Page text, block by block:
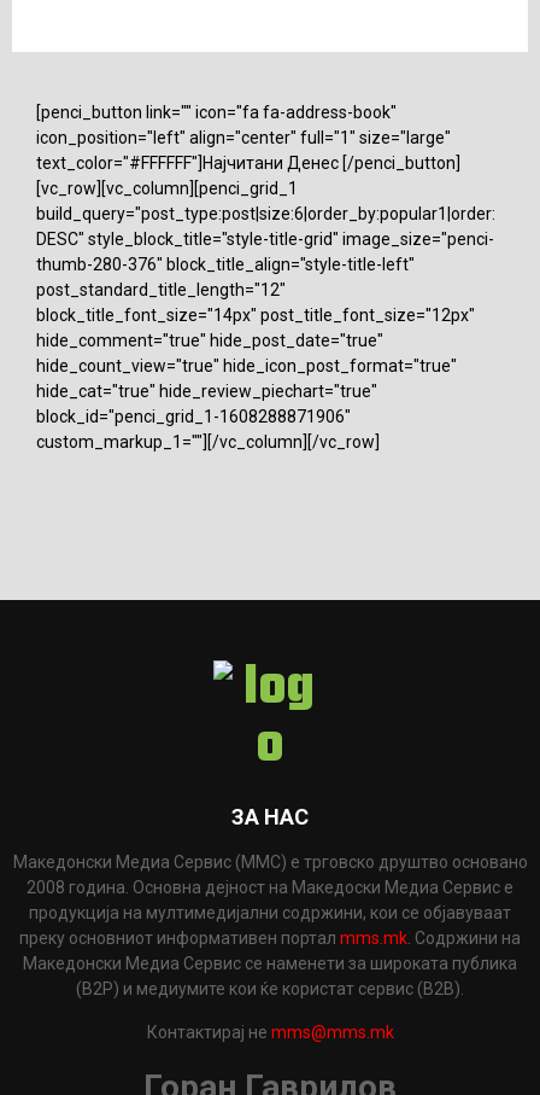
[penci_button link="" icon="fa fa-address-book"
icon_position="left" align="center" full="1" size="large"
text_color="#FFFFFF"]Најчитани Денес [/penci_button]
[vc_row][vc_column][penci_grid_1
build_query="post_type:post|size:6|order_by:popular1|order:
DESC" style_block_title="style-title-grid" image_size="penci-
thumb-280-376" block_title_align="style-title-left"
post_standard_title_length="12"
block_title_font_size="14px" post_title_font_size="12px"
hide_comment="true" hide_post_date="true"
hide_count_view="true" hide_icon_post_format="true"
hide_cat="true" hide_review_piechart="true"
block_id="penci_grid_1-1608288871906"
custom_markup_1=""][/vc_column][/vc_row]
ЗА НАС
Македонски Медиа Сервис (ММС) е трговско друштво основано
2008 година. Основна дејност на Македоски Медиа Сервис е
продукција на мултимедијални содржини, кои се објавуваат
преку основниот информативен портал mms.mk . Содржини на
Македонски Медиа Сервис се наменети за широката публика
(B2P) и медиумите кои ќе користат сервис (B2B).
Контактирај не mms@mms.mk
Горан Гаврилов